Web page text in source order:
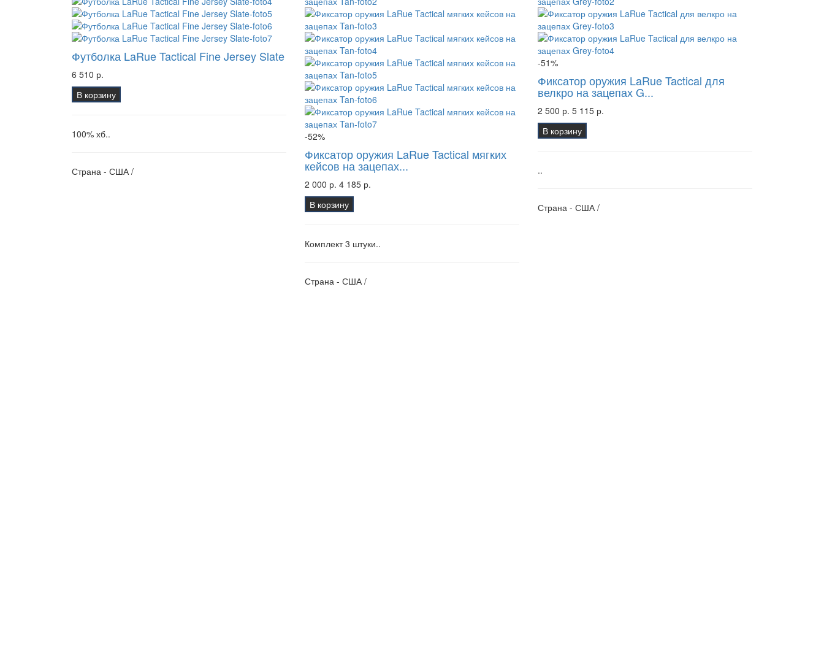
Футболка LaRue Tactical Fine Jersey Slate
6 510 р.
В корзину
100% хб..
Страна - США /
-52%
Фиксатор оружия LaRue Tactical мягких
кейсов на зацепах...
2 000 р. 4 185 р.
В корзину
Комплект 3 штуки..
Страна - США /
-51%
Фиксатор оружия LaRue Tactical для
велкро на зацепах G...
2 500 р. 5 115 р.
В корзину
..
Страна - США /